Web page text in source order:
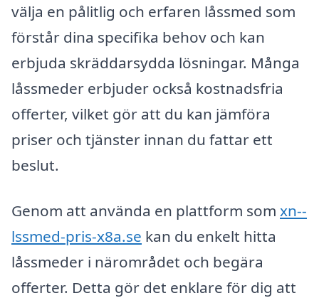
välja en pålitlig och erfaren låssmed som
förstår dina specifika behov och kan
erbjuda skräddarsydda lösningar. Många
låssmeder erbjuder också kostnadsfria
offerter, vilket gör att du kan jämföra
priser och tjänster innan du fattar ett
beslut.
Genom att använda en plattform som xn--
lssmed-pris-x8a.se kan du enkelt hitta
låssmeder i närområdet och begära
offerter. Detta gör det enklare för dig att